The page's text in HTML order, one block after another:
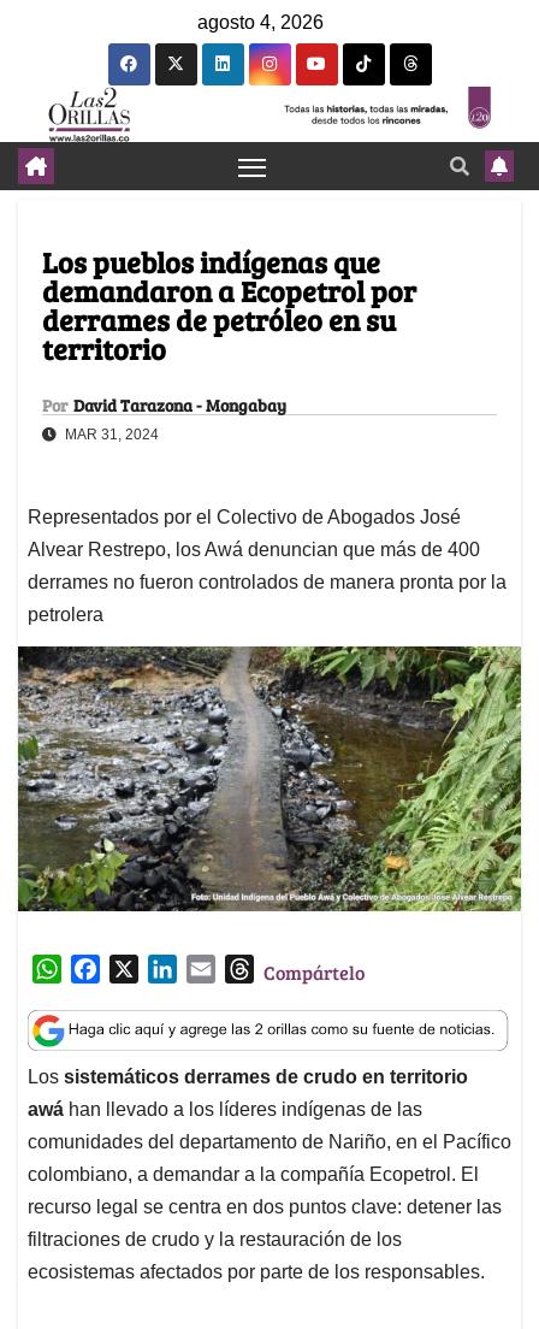
agosto 4, 2026
Los pueblos indígenas que
demandaron a Ecopetrol por
derrames de petróleo en su
territorio
Por David Tarazona - Mongabay
MAR 31, 2024
Representados por el Colectivo de Abogados José
Alvear Restrepo, los Awá denuncian que más de 400
derrames no fueron controlados de manera pronta por la
petrolera
W
a
t
s
A
p
p
c
e
b
o
o
k
n
k
e
d
I
n
a
i
l
T
r
e
a
d
s
Compártelo
Los sistemáticos derrames de crudo en territorio
awá han llevado a los líderes indígenas de las
comunidades del departamento de Nariño, en el Pacífico
colombiano, a demandar a la compañía Ecopetrol. El
recurso legal se centra en dos puntos clave: detener las
filtraciones de crudo y la restauración de los
ecosistemas afectados por parte de los responsables.